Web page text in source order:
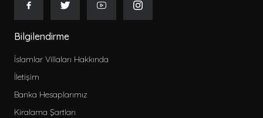
Seçili ve seçilen herhangi biri
Özellikler
Bilgilendirme
İslamlar Villaları Hakkında
İletişim
Banka Hesaplarımız
Kiralama Şartları